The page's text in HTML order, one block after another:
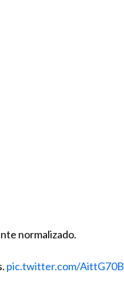
normalizado.
pic.twitter.com/